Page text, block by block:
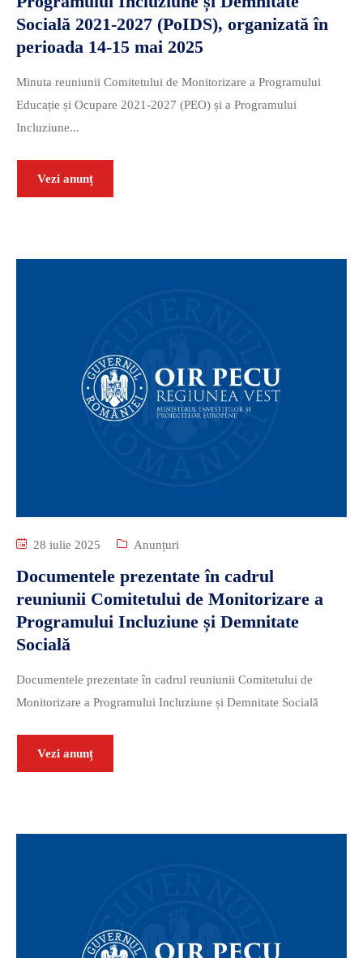
Socială 2021-2027 (PoIDS), organizată în
perioada 14-15 mai 2025
Minuta reuniunii Comitetului de Monitorizare a Programului
Educație și Ocupare 2021-2027 (PEO) și a Programului
Incluziune...
Vezi anunț
28 iulie 2025 Anunțuri
Documentele prezentate în cadrul
reuniunii Comitetului de Monitorizare a
Programului Incluziune și Demnitate
Socială
Documentele prezentate în cadrul reuniunii Comitetului de
Monitorizare a Programului Incluziune și Demnitate Socială
Vezi anunț